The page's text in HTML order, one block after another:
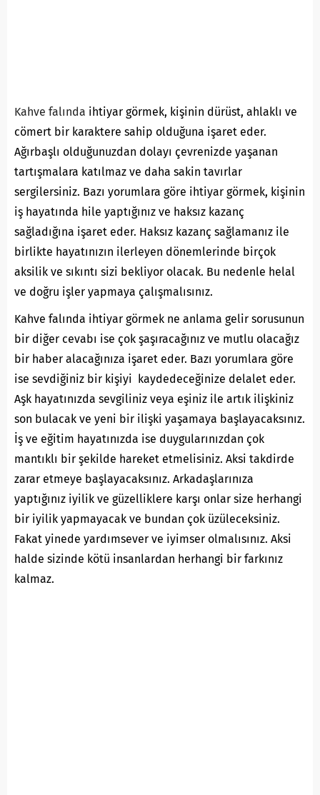
Kahve falında ihtiyar görmek, kişinin dürüst, ahlaklı ve
cömert bir karaktere sahip olduğuna işaret eder.
Ağırbaşlı olduğunuzdan dolayı çevrenizde yaşanan
tartışmalara katılmaz ve daha sakin tavırlar
sergilersiniz. Bazı yorumlara göre ihtiyar görmek, kişinin
iş hayatında hile yaptığınız ve haksız kazanç
sağladığına işaret eder. Haksız kazanç sağlamanız ile
birlikte hayatınızın ilerleyen dönemlerinde birçok
aksilik ve sıkıntı sizi bekliyor olacak. Bu nedenle helal
ve doğru işler yapmaya çalışmalısınız.
Kahve falında ihtiyar görmek ne anlama gelir sorusunun
bir diğer cevabı ise çok şaşıracağınız ve mutlu olacağız
bir haber alacağınıza işaret eder. Bazı yorumlara göre
ise sevdiğiniz bir kişiyi kaydedeceğinize delalet eder.
Aşk hayatınızda sevgiliniz veya eşiniz ile artık ilişkiniz
son bulacak ve yeni bir ilişki yaşamaya başlayacaksınız.
İş ve eğitim hayatınızda ise duygularınızdan çok
mantıklı bir şekilde hareket etmelisiniz. Aksi takdirde
zarar etmeye başlayacaksınız. Arkadaşlarınıza
yaptığınız iyilik ve güzelliklere karşı onlar size herhangi
bir iyilik yapmayacak ve bundan çok üzüleceksiniz.
Fakat yinede yardımsever ve iyimser olmalısınız. Aksi
halde sizinde kötü insanlardan herhangi bir farkınız
kalmaz.